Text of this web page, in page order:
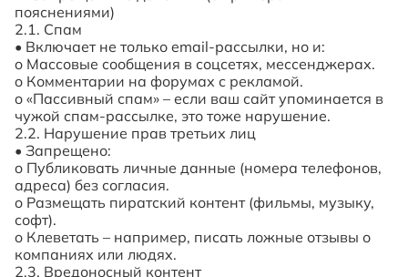
пояснениями)
2.1. Спам
• Включает не только email-рассылки, но и:
o Массовые сообщения в соцсетях, мессенджерах.
o Комментарии на форумах с рекламой.
o «Пассивный спам» – если ваш сайт упоминается в
чужой спам-рассылке, это тоже нарушение.
2.2. Нарушение прав третьих лиц
• Запрещено:
o Публиковать личные данные (номера телефонов,
адреса) без согласия.
o Размещать пиратский контент (фильмы, музыку,
софт).
o Клеветать – например, писать ложные отзывы о
компаниях или людях.
2.3. Вредоносный контент